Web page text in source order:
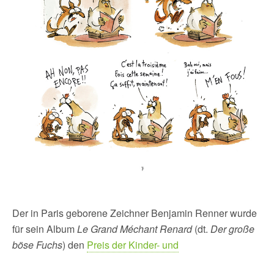
Der in Paris geborene Zeichner Benjamin Renner wurde
für sein AlbumLe Grand Méchant Renard(dt. Der große
böse Fuchs) den Preis der Kinder- und